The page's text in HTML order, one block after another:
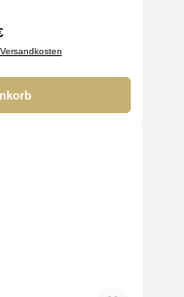
Preis: